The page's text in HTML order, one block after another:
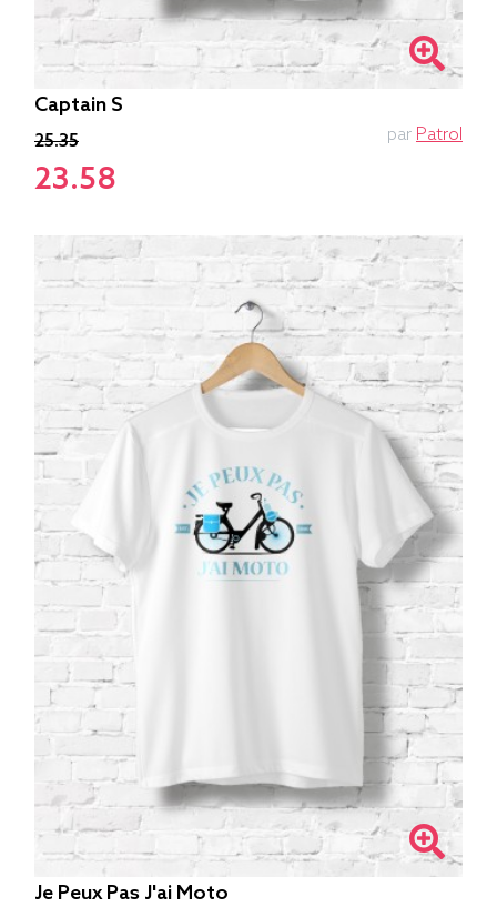
Captain S
25.35
23.58
par Patrol
Je Peux Pas J'ai Moto